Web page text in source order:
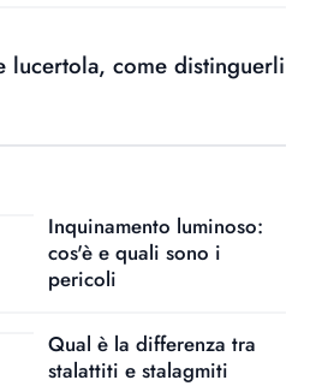
lucertola, come distinguerli
Inquinamento luminoso:
cos'è e quali sono i
pericoli
Qual è la differenza tra
stalattiti e stalagmiti